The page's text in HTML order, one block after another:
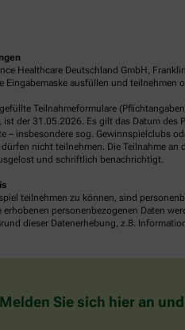
Healthcare Deutschland GmbH,
Eingabemaske ausfüllen und teilnehmen
Teilnahmeformulare
ist der 31.05.2026. Es gilt das Datum des
– insbesondere sog. Gewinnspielclubs
nicht teilnehmen. Die Teilnahme
und schriftlich benachrichtigt.
teilnehmen zu können, sind
erhobenen personenbezogenen Daten
dieser Datenerhebung, z.B.
Melden Sie sich hier an